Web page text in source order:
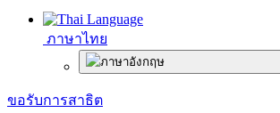
ภาษาไทย
ขอรับการสาธิต